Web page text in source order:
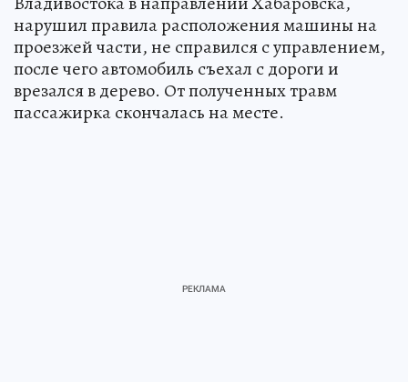
нарушил правила расположения машины на
проезжей части, не справился с управлением,
после чего автомобиль съехал с дороги и
врезался в дерево. От полученных травм
пассажирка скончалась на месте.